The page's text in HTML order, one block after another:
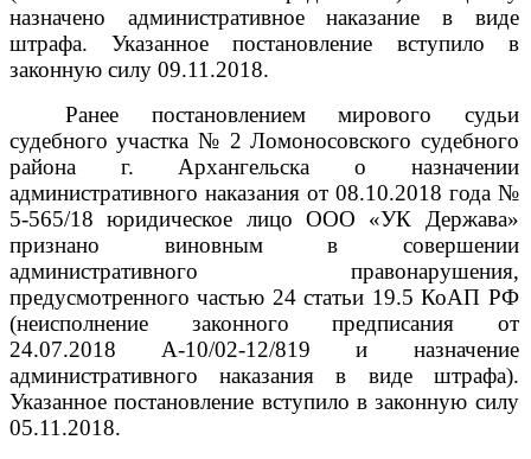
назначено административное наказание в виде
штрафа. Указанное постановление вступило в
законную силу 09.11.2018.
Ранее постановлением мирового судьи
судебного участка № 2 Ломоносовского судебного
района г. Архангельска о назначении
административного наказания от 08.10.2018 года №
5-565/18 юридическое лицо ООО «УК Держава»
признано виновным в совершении
административного правонарушения,
предусмотренногочастью 24статьи 19.5КоАП РФ
(неисполнение законного предписания от
24.07.2018 А-10/02-12/819 и назначение
административного наказания в виде штрафа).
Указанное постановление вступило в законную силу
05.11.2018.